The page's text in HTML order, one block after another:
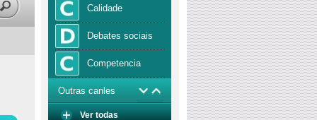
Calidade
Debates sociais
Competencia
Economía
Outras canles
Ver todas